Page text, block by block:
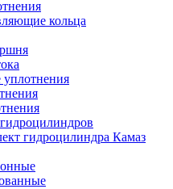
кольца
гидроцилиндра Камаз